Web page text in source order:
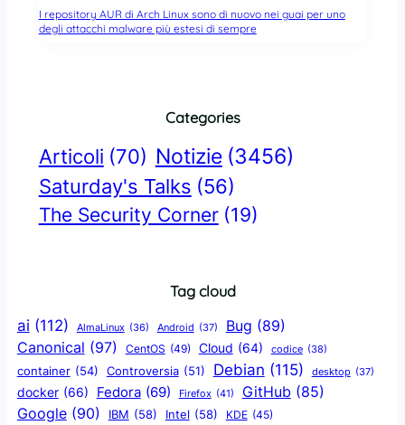
I repository AUR di Arch Linux sono di nuovo nei guai per uno
degli attacchi malware più estesi di sempre
Categories
Articoli (70) Notizie (3456)
Saturday's Talks (56)
The Security Corner (19)
Tag cloud
ai (112) AlmaLinux (36) Android (37) Bug (89)
Canonical (97) CentOS (49) Cloud (64) codice (38)
container (54) Controversia (51) Debian (115) desktop (37)
docker (66) Fedora (69) Firefox (41) GitHub (85)
Google (90) IBM (58) Intel (58) KDE (45)